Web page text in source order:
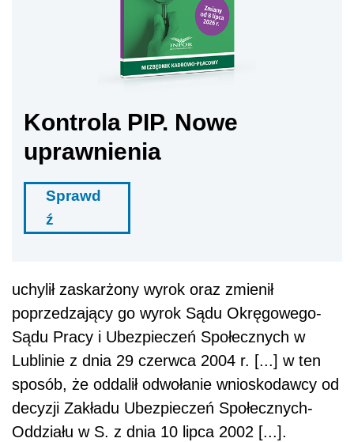
Kontrola PIP. Nowe
uprawnienia
Sprawd
ź
uchylił zaskarżony wyrok oraz zmienił
poprzedzający go wyrok Sądu Okręgowego-
Sądu Pracy i Ubezpieczeń Społecznych w
Lublinie z dnia 29 czerwca 2004 r. [...] w ten
sposób, że oddalił odwołanie wnioskodawcy od
decyzji Zakładu Ubezpieczeń Społecznych-
Oddziału w S. z dnia 10 lipca 2002 [...].